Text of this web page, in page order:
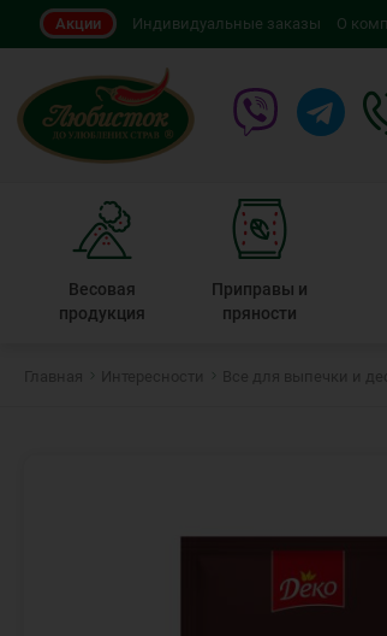
Акции Индивидуальные заказы О
Весовая
продукция
Приправы и
пряности